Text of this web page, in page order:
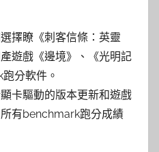
擇瞭《刺客信條：英靈
遊戲《邊境》、《光明記
分軟件。
卡驅動的版本更新和遊戲
有benchmark跑分成績